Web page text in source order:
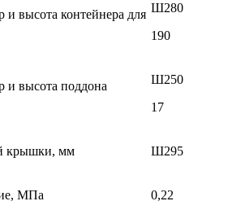
высота контейнера для Ш280
190
и высота поддона
Ш250
17
крышки, мм Ш295
МПа 0,22